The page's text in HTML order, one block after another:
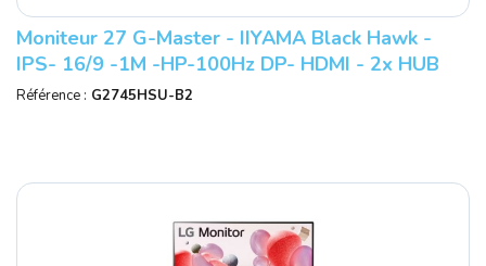
Moniteur 27 G-Master - IIYAMA Black Hawk -
IPS- 16/9 -1M -HP-100Hz DP- HDMI - 2x HUB
USB 2.0 Réf : G2745HSU-B2.
Référence : G2745HSU-B2